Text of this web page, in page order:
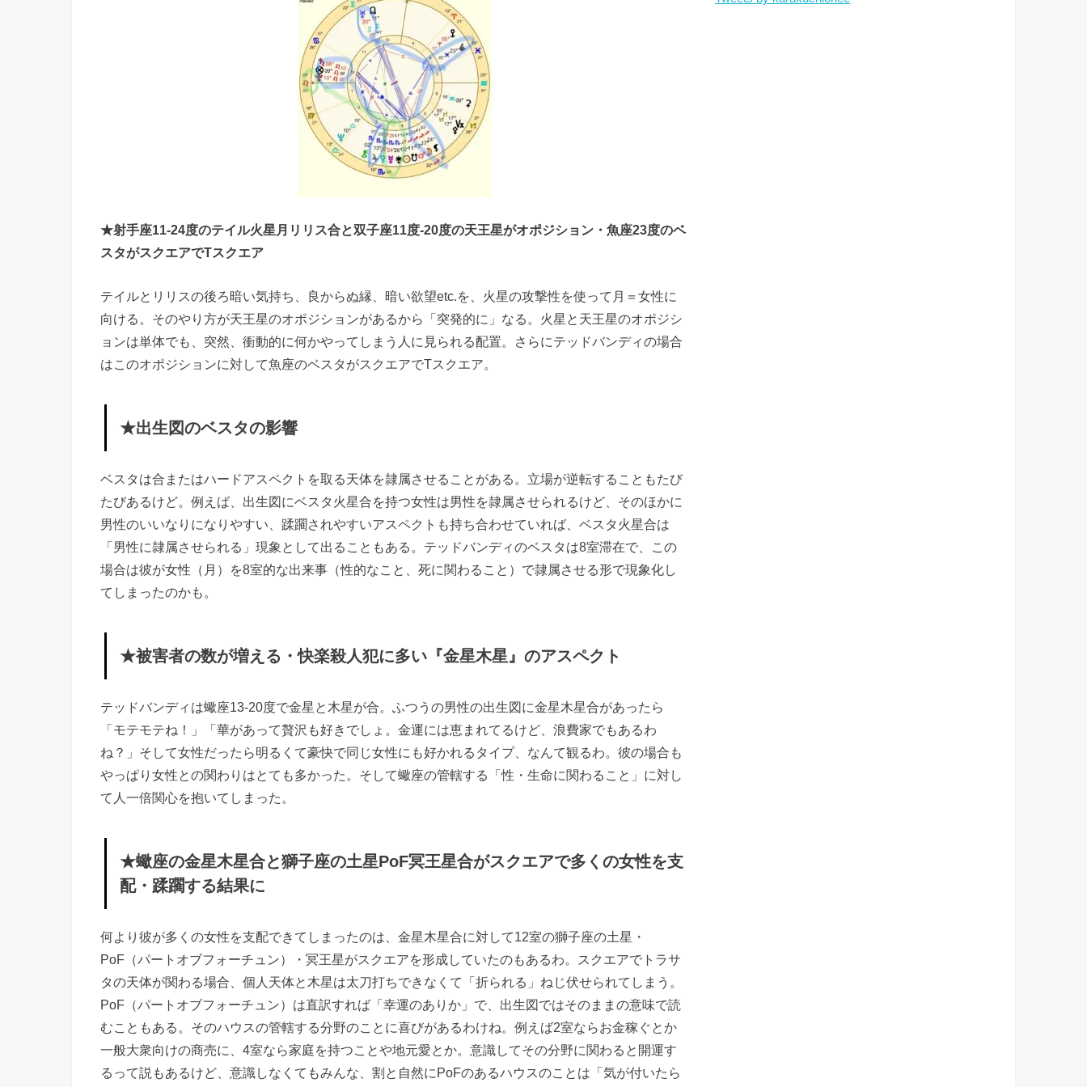
クト
蠍座
の金
星木
星合
子座
星
PoF
冥王
星合
がス
クエ
多く
性を
支
配・
蹂躙
に
★射手座11-24度のテイル火星月リリス合と双子座11度-20度の天王星がオポジション・魚座23度のベ
スタがスクエアでTスクエア
テイルとリリスの後ろ暗い気持ち、良からぬ縁、暗い欲望etc.を、火星の攻撃性を使って月＝女性に
向ける。そのやり方が天王星のオポジションがあるから「突発的に」なる。火星と天王星のオポジシ
ョンは単体でも、突然、衝動的に何かやってしまう人に見られる配置。さらにテッドバンディの場合
はこのオポジションに対して魚座のベスタがスクエアでTスクエア。
★出生図のベスタの影響
ベスタは合またはハードアスペクトを取る天体を隷属させることがある。立場が逆転することもたび
たびあるけど。例えば、出生図にベスタ火星合を持つ女性は男性を隷属させられるけど、そのほかに
男性のいいなりになりやすい、蹂躙されやすいアスペクトも持ち合わせていれば、ベスタ火星合は
「男性に隷属させられる」現象として出ることもある。テッドバンディのベスタは8室滞在で、この
場合は彼が女性（月）を8室的な出来事（性的なこと、死に関わること）で隷属させる形で現象化し
てしまったのかも。
★被害者の数が増える・快楽殺人犯に多い『金星木星』のアスペクト
テッドバンディは蠍座13-20度で金星と木星が合。ふつうの男性の出生図に金星木星合があったら
「モテモテね！」「華があって贅沢も好きでしょ。金運には恵まれてるけど、浪費家でもあるわ
ね？」そして女性だったら明るくて豪快で同じ女性にも好かれるタイプ、なんて観るわ。彼の場合も
やっぱり女性との関わりはとても多かった。そして蠍座の管轄する「性・生命に関わること」に対し
て人一倍関心を抱いてしまった。
★蠍座の金星木星合と獅子座の土星PoF冥王星合がスクエアで多くの女性を支
配・蹂躙する結果に
何より彼が多くの女性を支配できてしまったのは、金星木星合に対して12室の獅子座の土星・
PoF（パートオブフォーチュン）・冥王星がスクエアを形成していたのもあるわ。スクエアでトラサ
タの天体が関わる場合、個人天体と木星は太刀打ちできなくて「折られる」ねじ伏せられてしまう。
PoF（パートオブフォーチュン）は直訳すれば「幸運のありか」で、出生図ではそのままの意味で読
むこともある。そのハウスの管轄する分野のことに喜びがあるわけね。例えば2室ならお金稼ぐとか
一般大衆向けの商売に、4室なら家庭を持つことや地元愛とか。意識してその分野に関わると開運す
るって説もあるけど、意識しなくてもみんな、割と自然にPoFのあるハウスのことは「気が付いたら